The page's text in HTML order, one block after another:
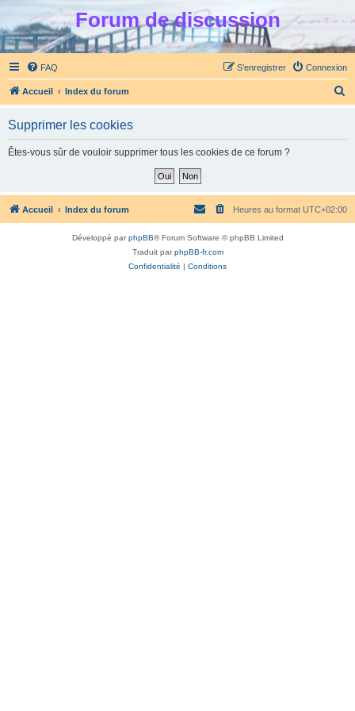
Forum de discussion
FAQ Connexion
S’enregistrer
Accueil Index du forum
h
Supprimer les cookies
Êtes-vous sûr de vouloir supprimer tous les cookies de ce forum ?
Accueil Index du forum Heures au format UTC+02:00
Développé parphpBB® Forum Software © phpBB Limited
Traduit parphpBB-fr.com
Confidentialité | Conditions